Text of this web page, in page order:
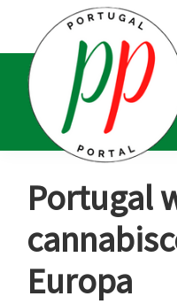
hoofd
inhoud
eerste
sidebar
voettekst
Portal
en
-
fanaten
Portugal
Europa